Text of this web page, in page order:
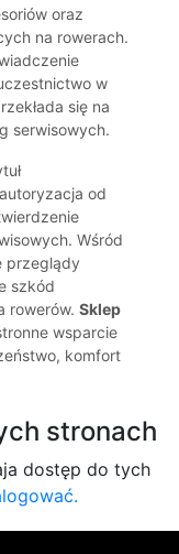
oraz
na rowerach.
w
się na
serwisowych.
od
Wśród
przeglądy
szkód
rowerów. Sklep
wsparcie
komfort
stronach
dostęp do tych